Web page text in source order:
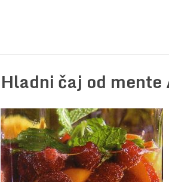
Hladni čaj od mente